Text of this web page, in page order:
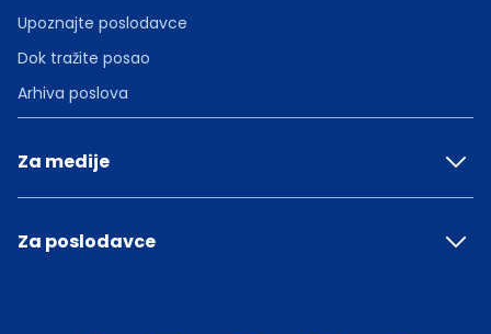
Upoznajte poslodavce
Dok tražite posao
Arhiva poslova
Za medije
Za poslodavce